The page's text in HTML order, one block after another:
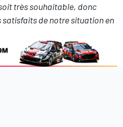
très souhaitable, donc
de notre situation en